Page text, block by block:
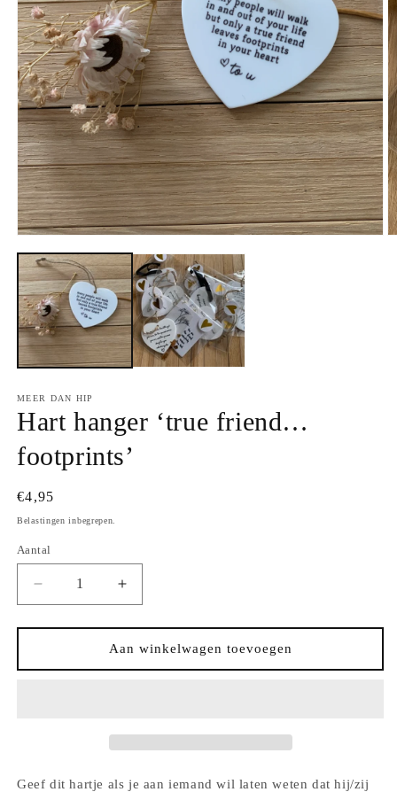
MEER DAN HIP
Hart hanger ‘true friend…
footprints’
Normale
prijs
€4,95
Belastingen inbegrepen.
Aantal
Aantal
Aantal
verlagen
voor
hanger
Aantal
verhogen
voor
Hart
hanger
Aan winkelwagen toevoegen
Geef dit hartje als je aan iemand wil laten weten dat hij/zij